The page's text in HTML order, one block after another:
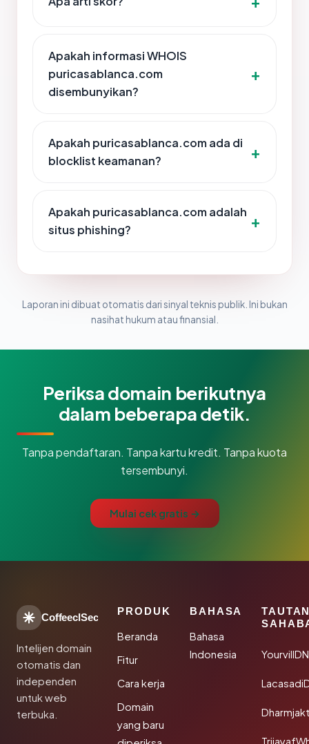
Apakah informasi WHOIS
puricasablanca.com
disembunyikan?
Apakah puricasablanca.com ada di
blocklist keamanan?
Apakah puricasablanca.com adalah
situs phishing?
Laporan ini dibuat otomatis dari sinyal teknis publik. Ini bukan
nasihat hukum atau finansial.
Periksa domain berikutnya
dalam beberapa detik.
Tanpa pendaftaran. Tanpa kartu kredit. Tanpa kuota
tersembunyi.
Mulai cek gratis →
CoffeeclSec
Intelijen domain
otomatis dan
independen
untuk web
terbuka.
PRODUK
Beranda
Fitur
Cara kerja
Domain
yang baru
BAHASA
Bahasa
Indonesia